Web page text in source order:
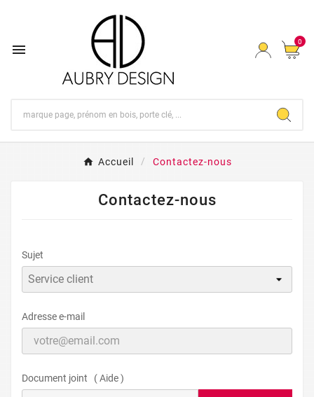
 0
Accueil Contactez-nous
Contactez-nous
Sujet
Adresse e-mail
Document joint ( Aide )